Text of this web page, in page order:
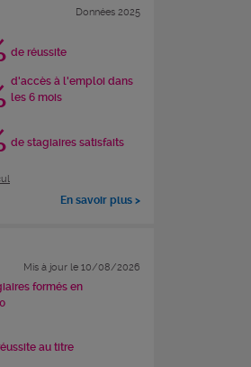
Données 2025
de réussite
d'accès à l'emploi dans
les 6 mois
de stagiaires satisfaits
En savoir plus >
Mis à jour le 10/08/2026
formés en
au titre